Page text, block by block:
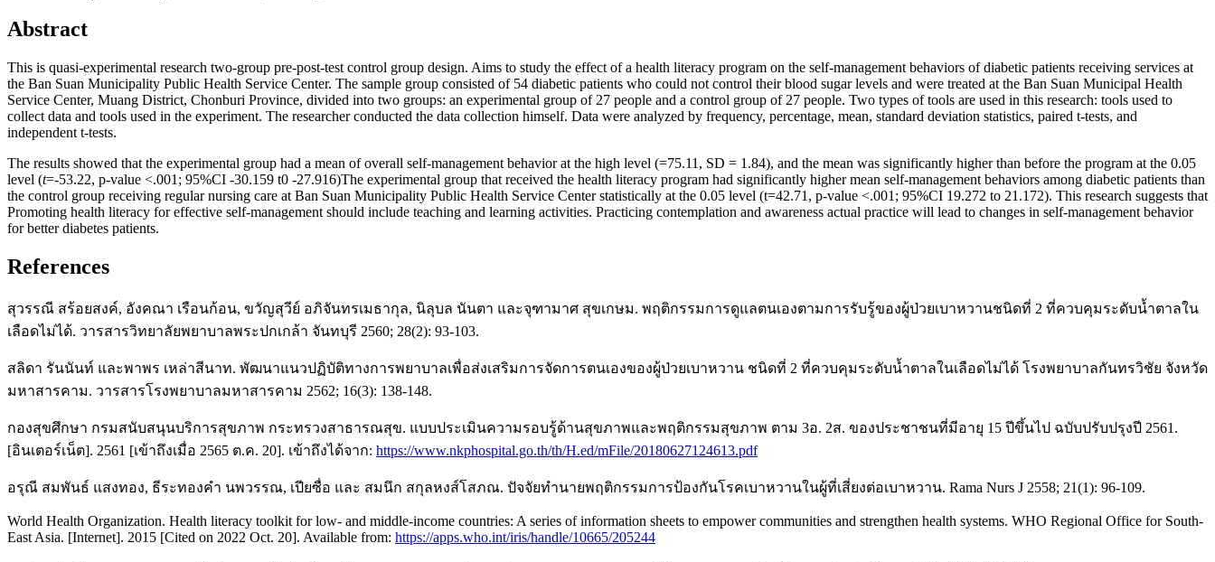
Abstract
This is quasi-experimental research two-group pre-post-test control group design. Aims to study the effect of a health literacy program on the self-management behaviors of diabetic patients receiving services at
the Ban Suan Municipality Public Health Service Center. The sample group consisted of 54 diabetic patients who could not control their blood sugar levels and were treated at the Ban Suan Municipal Health
Service Center, Muang District, Chonburi Province, divided into two groups: an experimental group of 27 people and a control group of 27 people. Two types of tools are used in this research: tools used to
collect data and tools used in the experiment. The researcher conducted the data collection himself. Data were analyzed by frequency, percentage, mean, standard deviation statistics, paired t-tests, and
independent t-tests.
The results showed that the experimental group had a mean of overall self-management behavior at the high level (=75.11, SD = 1.84), and the mean was significantly higher than before the program at the 0.05
level (t=-53.22, p-value <.001; 95%CI -30.159 t0 -27.916)The experimental group that received the health literacy program had significantly higher mean self-management behaviors among diabetic patients than
the control group receiving regular nursing care at Ban Suan Municipality Public Health Service Center statistically at the 0.05 level (t=42.71, p-value <.001; 95%CI 19.272 to 21.172). This research suggests that
Promoting health literacy for effective self-management should include teaching and learning activities. Practicing contemplation and awareness actual practice will lead to changes in self-management behavior
for better diabetes patients.
References
สุวรรณี สร้อยสงค์, อังคณา เรือนก้อน, ขวัญสุวีย์ อภิจันทรเมธากุล, นิลุบล นันตา และจุฑามาศ สุขเกษม. พฤติกรรมการดูแลตนเองตามการรับรู้ของผู้ป่วยเบาหวานชนิดที่ 2 ที่ควบคุมระดับน้ำตาลใน
เลือดไม่ได้. วารสารวิทยาลัยพยาบาลพระปกเกล้า จันทบุรี 2560; 28(2): 93-103.
สลิดา รันนันท์ และพาพร เหล่าสีนาท. พัฒนาแนวปฏิบัติทางการพยาบาลเพื่อส่งเสริมการจัดการตนเองของผู้ป่วยเบาหวาน ชนิดที่ 2 ที่ควบคุมระดับน้ำตาลในเลือดไม่ได้ โรงพยาบาลกันทรวิชัย จังหวัด
มหาสารคาม. วารสารโรงพยาบาลมหาสารคาม 2562; 16(3): 138-148.
กองสุขศึกษา กรมสนับสนุนบริการสุขภาพ กระทรวงสาธารณสุข. แบบประเมินความรอบรู้ด้านสุขภาพและพฤติกรรมสุขภาพ ตาม 3อ. 2ส. ของประชาชนที่มีอายุ 15 ปีขึ้นไป ฉบับปรับปรุงปี 2561.
[อินเตอร์เน็ต]. 2561 [เข้าถึงเมื่อ 2565 ต.ค. 20]. เข้าถึงได้จาก: https://www.nkphospital.go.th/th/H.ed/mFile/20180627124613.pdf
อรุณี สมพันธ์ แสงทอง, ธีระทองคำ นพวรรณ, เปียซื่อ และ สมนึก สกุลหงส์โสภณ. ปัจจัยทำนายพฤติกรรมการป้องกันโรคเบาหวานในผู้ที่เสี่ยงต่อเบาหวาน. Rama Nurs J 2558; 21(1): 96-109.
World Health Organization. Health literacy toolkit for low- and middle-income countries: A series of information sheets to empower communities and strengthen health systems. WHO Regional Office for South-
East Asia. [Internet]. ‎2015 [Cited on 2022 Oct. 20]. Available from: https://apps.who.int/iris/handle/10665/205244